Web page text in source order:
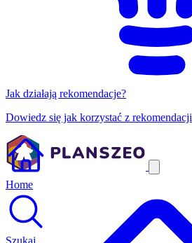
Jak działają rekomendacje?
Dowiedz się jak korzystać z rekomendacji
Home
Szukaj